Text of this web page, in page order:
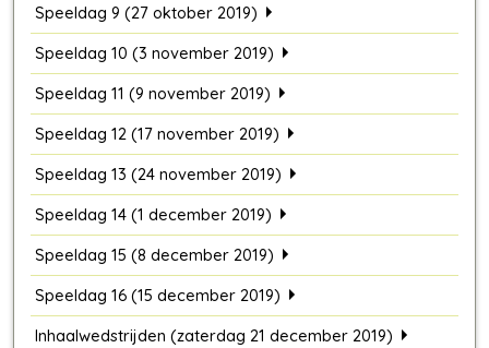
Speeldag 9 (27 oktober 2019)
Speeldag 10 (3 november 2019)
Speeldag 11 (9 november 2019)
Speeldag 12 (17 november 2019)
Speeldag 13 (24 november 2019)
Speeldag 14 (1 december 2019)
Speeldag 15 (8 december 2019)
Speeldag 16 (15 december 2019)
Inhaalwedstrijden (zaterdag 21 december 2019)